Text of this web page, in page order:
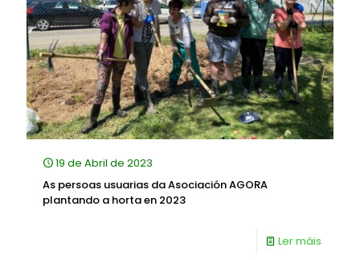
19 de Abril de 2023
As persoas usuarias da Asociación AGORA
plantando a horta en 2023
Ler máis